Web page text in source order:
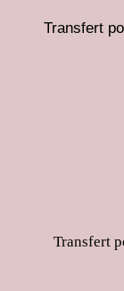
Transfert
Transfert